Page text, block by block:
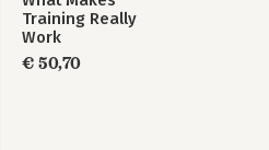
34. Stappen in het nieuwe verhaal
Nawoord
Dankwoord
Training Really
Work
€ 50,70